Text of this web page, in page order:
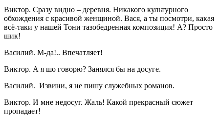
Виктор. Сразу видно – деревня. Никакого культурного
обхождения с красивой женщиной. Вася, а ты посмотри, какая
всё-таки у нашей Тони тазобедренная композиция! А? Просто
шик!
Василий. М-да!.. Впечатляет!
Виктор. А я шо говорю? Занялся бы на досуге.
Василий. Извини, я не пишу служебных романов.
Виктор. И мне недосуг. Жаль! Какой прекрасный сюжет
пропадает!